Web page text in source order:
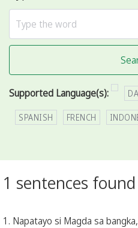
Supported Language(s):
SPANISH FRENCH
1 sentences
1. Napatayo si Magda sa